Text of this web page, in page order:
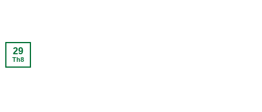
29
Th8